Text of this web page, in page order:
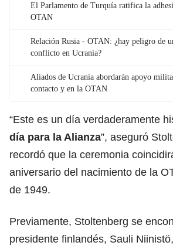
El Parlamento de Turquía ratifica la
OTAN
Relación Rusia - OTAN: ¿hay peligro de
conflicto en Ucrania?
Aliados de Ucrania abordarán apoyo
contacto y en la OTAN
“Este es un día verdaderamente
día para la Alianza”, aseguró
recordó que la ceremonia
aniversario del nacimiento de la
de 1949.
Previamente, Stoltenberg se
presidente finlandés, Sauli